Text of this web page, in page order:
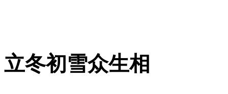
立冬初雪众生相